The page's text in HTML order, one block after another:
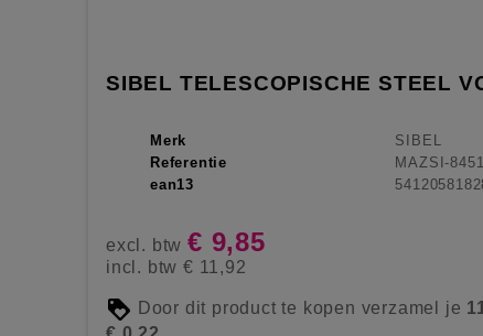
SIBEL TELESCOPISCHE STEEL
Merk
SIBEL
Referentie
MAZSI-
ean13
excl. btw € 9,85
incl. btw € 11,92
Door dit product te kopen verzamel je